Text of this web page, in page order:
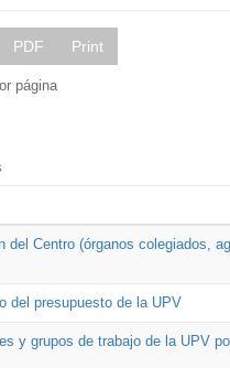
PDF Print
página
del Centro (órganos colegiados,
del presupuesto de la UPV
y grupos de trabajo de la UPV